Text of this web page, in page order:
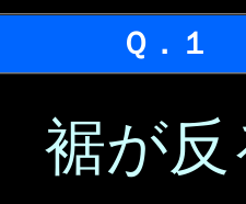
Ｑ．１
裾が反